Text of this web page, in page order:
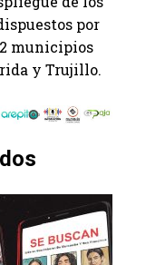
por
municipios
y Trujillo.